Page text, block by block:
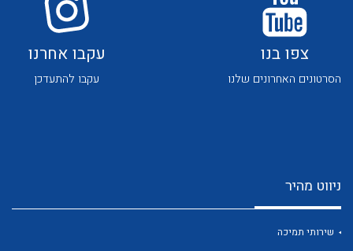
לכל מוצרי היצרן לכל מוצרי היצרן
לכל מוצרי היצרן
צפו בנו
הסרטונים האחרונים שלנו
עקבו אחרנו
עקבו להתעדכן
ניווט מהיר
שירותי תמיכה